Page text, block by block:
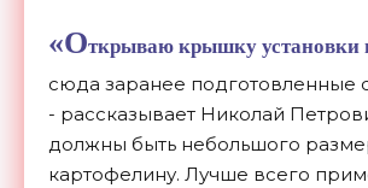
«Открываю крышку установки
сюда заранее подготовленные
- рассказывает Николай
должны быть небольшого
картофелину. Лучше всего